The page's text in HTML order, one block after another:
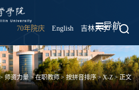
70年院庆 English 吉林大学 |
导航
师资力量>在职教师>按拼音排序>X-Z> 正文